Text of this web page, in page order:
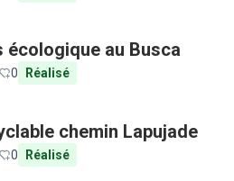
écologique au Busca
0 Réalisé
chemin Lapujade
0 Réalisé